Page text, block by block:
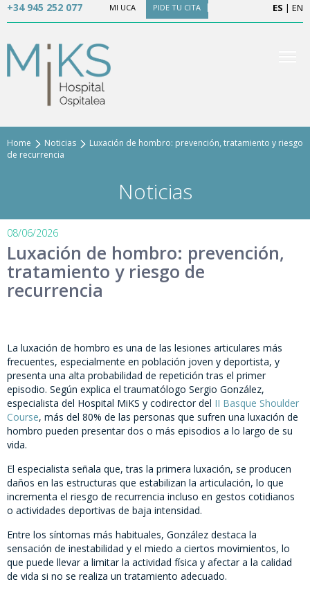
+34 945 252 077 MI UCA PIDE TU CITA ES | EN
Home Noticias
Luxación de hombro: prevención, tratamiento y riesgo
de recurrencia
Noticias
08/06/2026
Luxación de hombro: prevención,
tratamiento y riesgo de
recurrencia
La luxación de hombro es una de las lesiones articulares más
frecuentes, especialmente en población joven y deportista, y
presenta una alta probabilidad de repetición tras el primer
episodio. Según explica el traumatólogo Sergio González,
especialista del Hospital MiKS y codirector del II Basque Shoulder
Course, más del 80% de las personas que sufren una luxación de
hombro pueden presentar dos o más episodios a lo largo de su
vida.
El especialista señala que, tras la primera luxación, se producen
daños en las estructuras que estabilizan la articulación, lo que
incrementa el riesgo de recurrencia incluso en gestos cotidianos
o actividades deportivas de baja intensidad.
Entre los síntomas más habituales, González destaca la
sensación de inestabilidad y el miedo a ciertos movimientos, lo
que puede llevar a limitar la actividad física y afectar a la calidad
de vida si no se realiza un tratamiento adecuado.